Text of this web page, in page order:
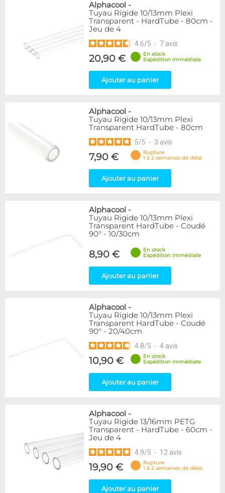
Alphacool -
Tuyau Rigide 10/13mm Plexi
Transparent - HardTube - 80cm -
Jeu de 4
4.6/5 - 7 avis
20,90 €
En stock
Expédition immédiate
Ajouter au panier
Alphacool -
Tuyau Rigide 10/13mm Plexi
Transparent HardTube - 80cm
5/5 - 3 avis
7,90 €
Rupture
1 à 2 semaines de délai
Ajouter au panier
Alphacool -
Tuyau Rigide 10/13mm Plexi
Transparent HardTube - Coudé
90° - 10/30cm
8,90 €
En stock
Expédition immédiate
Ajouter au panier
Alphacool -
Tuyau Rigide 10/13mm Plexi
Transparent HardTube - Coudé
90° - 20/40cm
4.8/5 - 4 avis
10,90 €
En stock
Expédition immédiate
Ajouter au panier
Alphacool -
Tuyau Rigide 13/16mm PETG
Transparent - HardTube - 60cm -
Jeu de 4
4.9/5 - 12 avis
19,90 €
Rupture
1 à 2 semaines de délai
Ajouter au panier